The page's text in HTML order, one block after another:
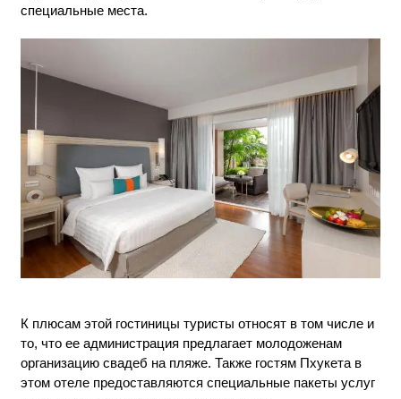
специальные места.
К плюсам этой гостиницы туристы относят в том числе и
то, что ее администрация предлагает молодоженам
организацию свадеб на пляже. Также гостям Пхукета в
этом отеле предоставляются специальные пакеты услуг